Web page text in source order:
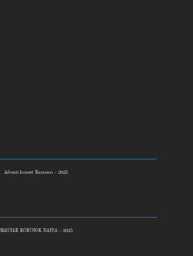
Adventi koncert Baracson – 2025
MAGYAR KÓRUSOK NAPJA – 2025